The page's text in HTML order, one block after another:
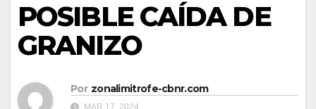
POSIBLE CAÍDA DE
GRANIZO
Por zonalimitrofe-cbnr.com